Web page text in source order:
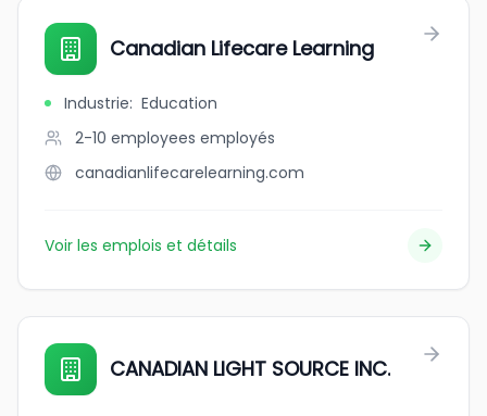
Canadian Lifecare Learning
Industrie: Education
2-10 employees employés
canadianlifecarelearning.com
Voir les emplois et détails
CANADIAN LIGHT SOURCE INC.